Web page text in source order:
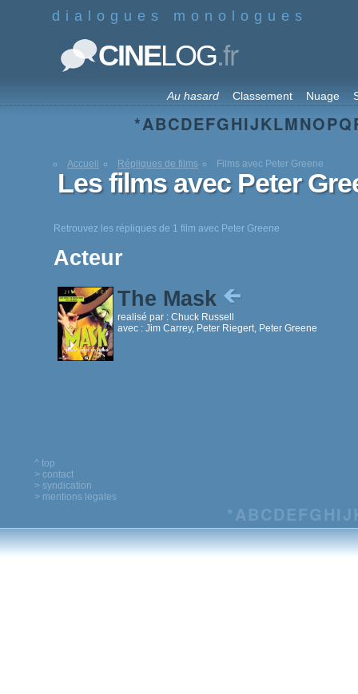
dialogues monologues
CINELOG.fr
Au hasard Classement Nuage
*ABCDEFGHIJKLMNOPQ
Accueil Répliques de films Films avec Peter Greene
Les films avec Peter
Retrouvez les répliques de 1 film avec Peter Greene
Acteur
The Mask
realisé par : Chuck Russell
avec : Jim Carrey, Peter Riegert, Peter Greene
^ top
> contact
> syndication
> mentions legales
*ABCDEFG HIJ